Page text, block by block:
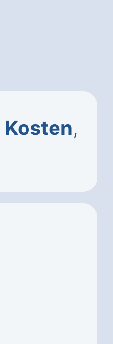
Kosten,